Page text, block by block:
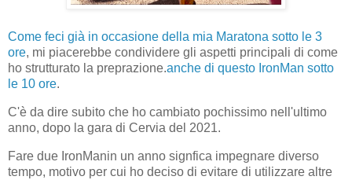
Come feci già in occasione della mia Maratona sotto le 3
ore, mi piacerebbe condividere gli aspetti principali di come
ho strutturato la preprazione.anche di questo IronMan sotto
le 10 ore.
C'è da dire subito che ho cambiato pochissimo nell'ultimo
anno, dopo la gara di Cervia del 2021.
Fare due IronManin un anno signfica impegnare diverso
tempo, motivo per cui ho deciso di evitare di utilizzare altre